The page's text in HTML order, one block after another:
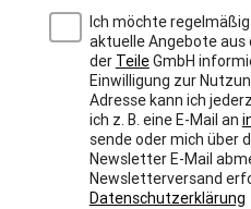
Ich möchte
aktuelle Angebote
der TeileGmbH
Einwilligung zur
Adresse kann ich
ich z. B. eine E-Mail an
sende oder mich über
Newsletter E-Mail
Newsletterversand
Datenschutzerklärung